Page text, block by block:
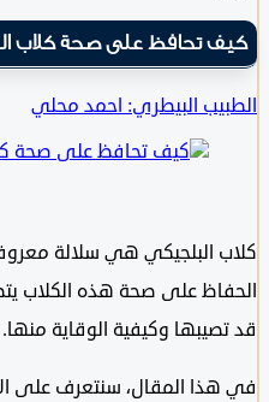
تحافظ على صحة كلاب
البيطري: احمد محلي
البلجيكي هي سلالة معروفة
على صحة هذه الكلاب يتطلب
وكيفية الوقاية منها.
المقال، سنتعرف على